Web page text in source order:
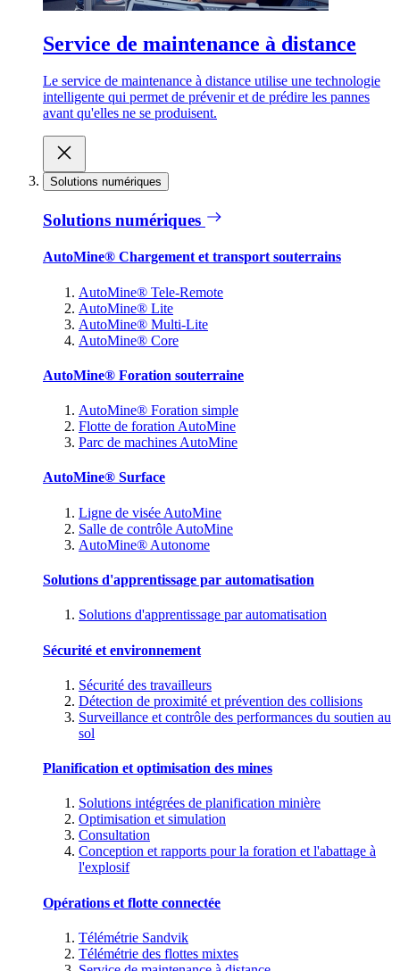
Service de maintenance à distance
Le service de maintenance à distance utilise une technologie
intelligente qui permet de prévenir et de prédire les pannes
avant qu'elles ne se produisent.
Solutions numériques
Solutions numériques
AutoMine® Chargement et transport souterrains
AutoMine® Tele-Remote
AutoMine® Lite
AutoMine® Multi-Lite
AutoMine® Core
AutoMine® Foration souterraine
AutoMine® Foration simple
Flotte de foration AutoMine
Parc de machines AutoMine
AutoMine® Surface
Ligne de visée AutoMine
Salle de contrôle AutoMine
AutoMine® Autonome
Solutions d'apprentissage par automatisation
Solutions d'apprentissage par automatisation
Sécurité et environnement
Sécurité des travailleurs
Détection de proximité et prévention des collisions
Surveillance et contrôle des performances du soutien au
sol
Planification et optimisation des mines
Solutions intégrées de planification minière
Optimisation et simulation
Consultation
Conception et rapports pour la foration et l'abattage à
l'explosif
Opérations et flotte connectée
Télémétrie Sandvik
Télémétrie des flottes mixtes